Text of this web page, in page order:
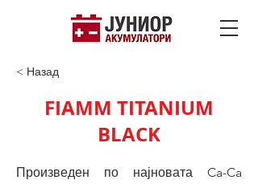
< Назад
FIAMM TITANIUM
BLACK
Произведен по најновата Ca-Ca